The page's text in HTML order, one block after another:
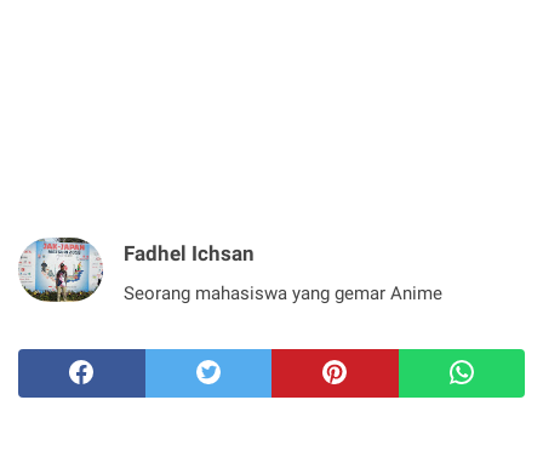
Fadhel Ichsan
Seorang mahasiswa yang gemar Anime